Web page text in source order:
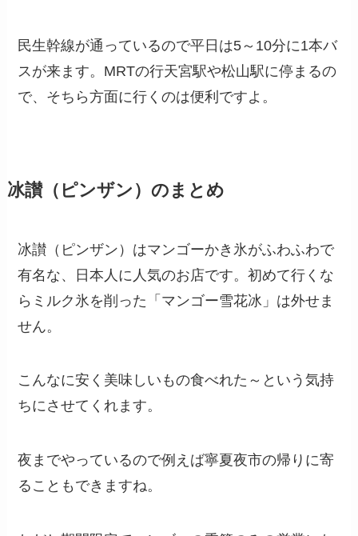
民生幹線が通っているので平日は5～10分に1本バ
スが来ます。MRTの行天宮駅や松山駅に停まるの
で、そちら方面に行くのは便利ですよ。
冰讃（ピンザン）のまとめ
冰讃（ピンザン）はマンゴーかき氷がふわふわで
有名な、日本人に人気のお店です。初めて行くな
らミルク氷を削った「マンゴー雪花冰」は外せま
せん。
こんなに安く美味しいもの食べれた～という気持
ちにさせてくれます。
夜までやっているので例えば寧夏夜市の帰りに寄
ることもできますね。